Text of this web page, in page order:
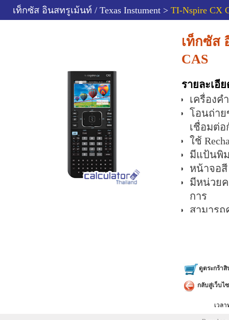
เท็กซัส อินสทรูเม้นท์ / Texas Instument > TI-Nspire CX
เท็กซัส
CAS
รายละเอี
เครื่อง
โอนถ่าย
เชื่อมต่อ
ใช้
มีแป้นพิ
หน้าจอสี
มีหน่วย
การ
สามาร
หาค่าจ
สมการเ
กราฟสถิ
แบบเส้
ดูตระกร้า
กลับสู่เว็บไ
เวลา